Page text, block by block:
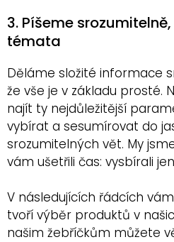
3. Píšeme
témata
Děláme složité informace
že vše je v základu prosté.
najít ty nejdůležitější
vybírat a sesumírovat do
srozumitelných vět. My
vám ušetřili čas: vysbírali
V následujících řádcích
tvoří výběr produktů v
našim žebříčkům můžete